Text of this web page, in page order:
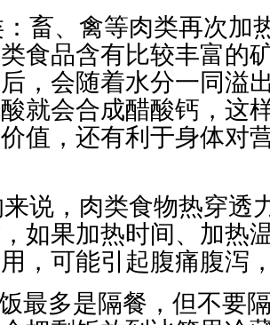
：畜、禽等肉类再次加
食品含有比较丰富的
，会随着水分一同溢
酸就会合成醋酸钙，这
值，还有利于身体对
说，肉类食物热穿透
如果加热时间、加热
，可能引起腹痛腹泻
最多是隔餐，但不要